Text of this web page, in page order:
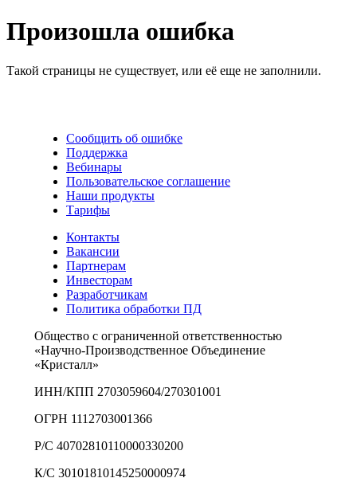
Произошла ошибка
Такой страницы не существует, или её еще не заполнили.
Сообщить об ошибке
Поддержка
Вебинары
Пользовательское соглашение
Наши продукты
Тарифы
Контакты
Вакансии
Партнерам
Инвесторам
Разработчикам
Политика обработки ПД
Общество с ограниченной ответственностью
«Научно-Производственное Объединение
«Кристалл»
ИНН/КПП 2703059604/270301001
ОГРН 1112703001366
Р/С 40702810110000330200
К/С 30101810145250000974